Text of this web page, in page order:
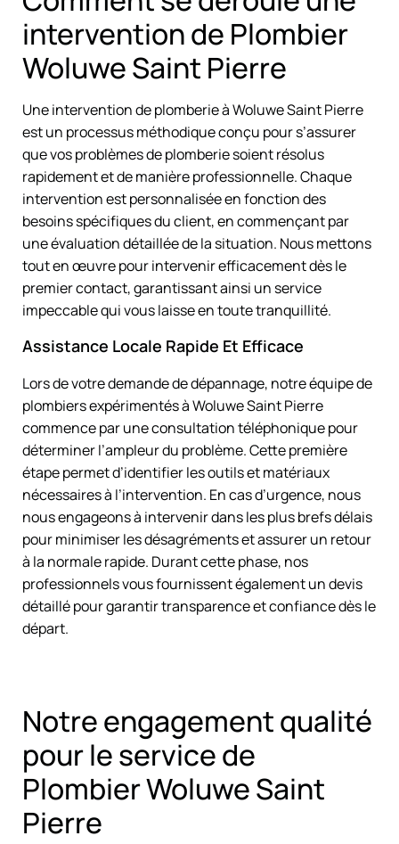
intervention de Plombier
Woluwe Saint Pierre
Une intervention de plomberie à Woluwe Saint Pierre
est un processus méthodique conçu pour s’assurer
que vos problèmes de plomberie soient résolus
rapidement et de manière professionnelle. Chaque
intervention est personnalisée en fonction des
besoins spécifiques du client, en commençant par
une évaluation détaillée de la situation. Nous mettons
tout en œuvre pour intervenir efficacement dès le
premier contact, garantissant ainsi un service
impeccable qui vous laisse en toute tranquillité.
Assistance Locale Rapide Et Efficace
Lors de votre demande de dépannage, notre équipe de
plombiers expérimentés à Woluwe Saint Pierre
commence par une consultation téléphonique pour
déterminer l’ampleur du problème. Cette première
étape permet d’identifier les outils et matériaux
nécessaires à l’intervention. En cas d’urgence, nous
nous engageons à intervenir dans les plus brefs délais
pour minimiser les désagréments et assurer un retour
à la normale rapide. Durant cette phase, nos
professionnels vous fournissent également un devis
détaillé pour garantir transparence et confiance dès le
départ.
Notre engagement qualité
pour le service de
Plombier Woluwe Saint
Pierre